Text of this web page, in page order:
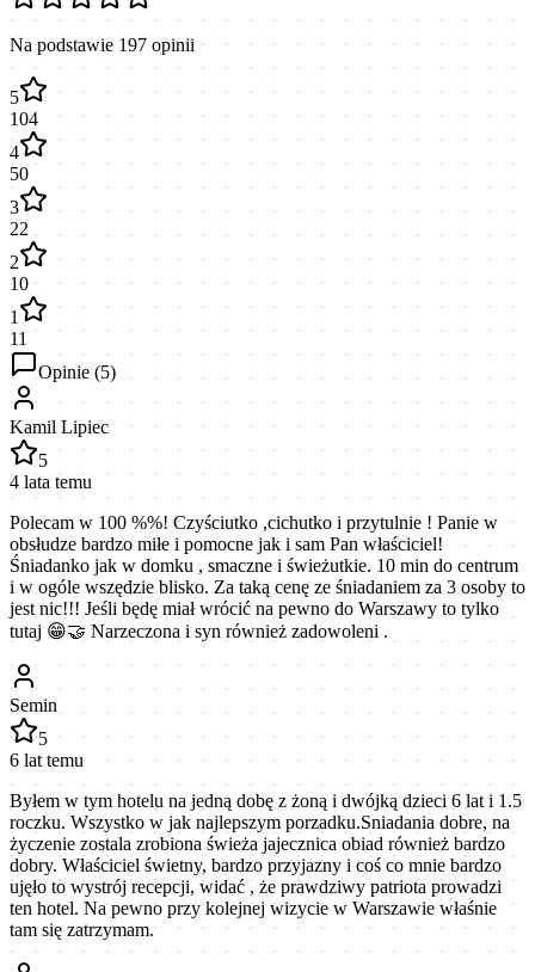
Na podstawie 197 opinii
5
104
4
50
3
22
2
10
1
11
Opinie (5)
Kamil Lipiec
5
4 lata temu
Polecam w 100 %%! Czyściutko ,cichutko i przytulnie ! Panie w
obsłudze bardzo miłe i pomocne jak i sam Pan właściciel!
Śniadanko jak w domku , smaczne i świeżutkie. 10 min do centrum
i w ogóle wszędzie blisko. Za taką cenę ze śniadaniem za 3 osoby to
jest nic!!! Jeśli będę miał wrócić na pewno do Warszawy to tylko
tutaj 😁🤝 Narzeczona i syn również zadowoleni .
Semin
5
6 lat temu
Byłem w tym hotelu na jedną dobę z żoną i dwójką dzieci 6 lat i 1.5
roczku. Wszystko w jak najlepszym porzadku.Sniadania dobre, na
życzenie zostala zrobiona świeża jajecznica obiad również bardzo
dobry. Właściciel świetny, bardzo przyjazny i coś co mnie bardzo
ujęło to wystrój recepcji, widać , że prawdziwy patriota prowadzi
ten hotel. Na pewno przy kolejnej wizycie w Warszawie właśnie
tam się zatrzymam.